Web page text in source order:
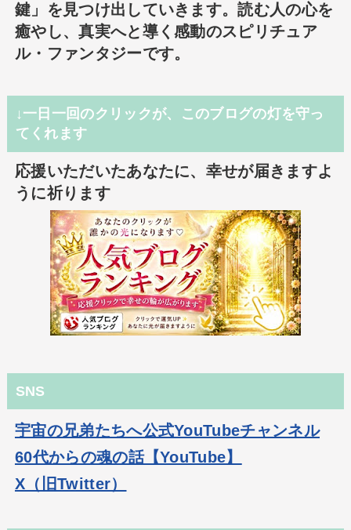
鍵」を見つけ出していきます。読む人の心を
癒やし、真実へと導く感動のスピリチュア
ル・ファンタジーです。
↓一日一回のクリックが、このブログの灯を守っ
てくれます
応援いただいたあなたに、幸せが届きますよ
うに祈ります
SNS
宇宙の兄弟たちへ公式YouTubeチャンネル
60代からの魂の話【YouTube】
X（旧Twitter）